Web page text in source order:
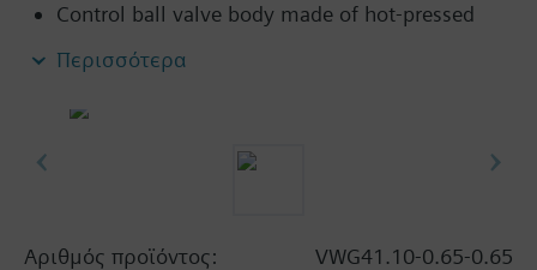
Control ball valve body made of hot-pressed
Flat sealing, external threaded connections G..B,
rotary actuators from the DAC product range for
Περισσότερα
Αριθμός προϊόντος:
VWG41.10-0.65-0.65